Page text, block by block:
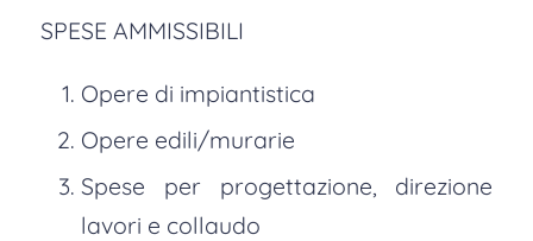
SPESE AMMISSIBILI
Opere di impiantistica
Opere edili/murarie
Spese per progettazione, direzione
lavori e collaudo